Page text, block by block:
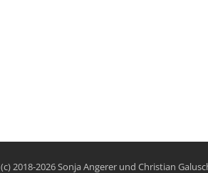
(c) 2018-2026 Sonja Angerer und Christian